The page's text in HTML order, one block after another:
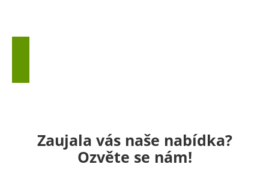
dlouhodobé bydlení.
Zaujala vás naše nabídka?
Ozvěte se nám!